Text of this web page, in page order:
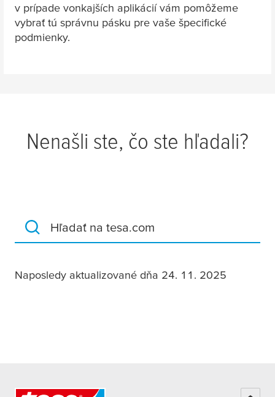
v prípade vonkajších aplikácií vám pomôžeme
vybrať tú správnu pásku pre vaše špecifické
podmienky.
Nenašli ste, čo ste hľadali?
Hľadať na tesa.com
Naposledy aktualizované dňa 24. 11. 2025